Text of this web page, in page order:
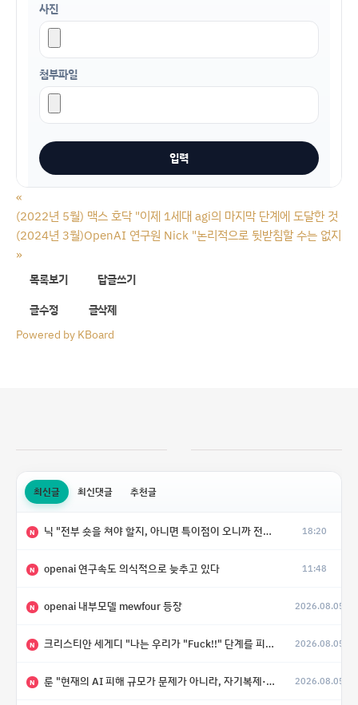
사진
첨부파일
«
(2022년 5월) 맥스 호닥 "이제 1세대 agi의 마지막 단계에 도달한 것 같
(2024년 3월)OpenAI 연구원 Nick "논리적으로 뒷받침할 수는 없지만
»
목록보기
답글쓰기
글수정
글삭제
Powered by KBoard
최신글 최신댓글 추천글
N 닉 "전부 숏을 쳐야 할지, 아니면 특이점이 오니까 전부 롱을 쳐야 할지 모르겠다.” 18:20
N openai 연구속도 의식적으로 늦추고 있다 11:48
N openai 내부모델 mewfour 등장 2026.08.05
N 크리스티안 세게디 "나는 우리가 "Fuck!!" 단계를 피할 수 있기를 바랄 뿐" 2026.08.05
N 룬 "현재의 AI 피해 규모가 문제가 아니라, 자기복제·탈출·확산이 가능한 지능형 시스템의 피해에는 이론적으로 상한이 없다는 것이 문제" 2026.08.05